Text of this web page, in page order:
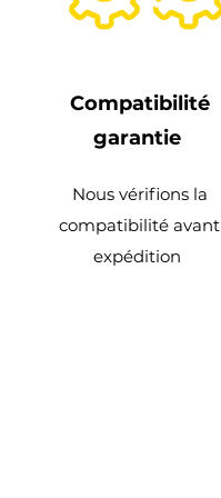
Compatibilité
garantie
Nous vérifions la
compatibilité avant
expédition